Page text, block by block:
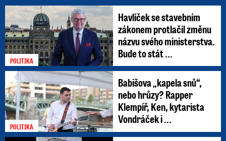
POLITIKA
Havlíček se stavebním
zákonem protlačil změnu
názvu svého ministerstva.
Bude to stát ...
POLITIKA
Babišova „kapela snů“,
nebo hrůzy? Rapper
Klempíř, Ken, kytarista
Vondráček i ...